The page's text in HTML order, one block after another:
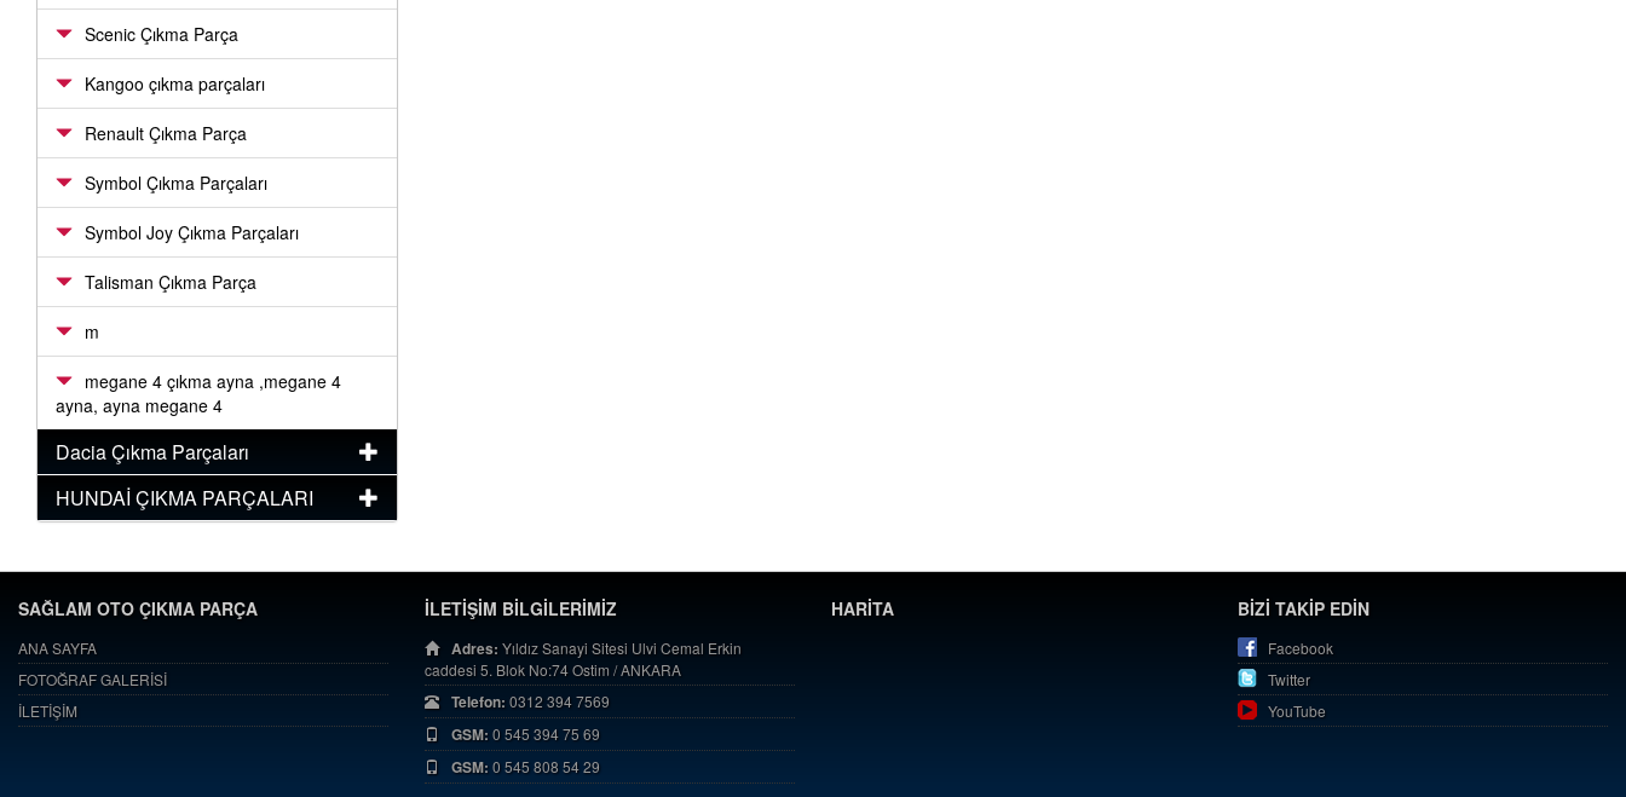
Scenic Çıkma Parça
Kangoo çıkma parçaları
Renault Çıkma Parça
Symbol Çıkma Parçaları
Symbol Joy Çıkma Parçaları
Talisman Çıkma Parça
m
megane 4 çıkma ayna ,megane 4
ayna, ayna megane 4
Dacia Çıkma Parçaları
HUNDAİ ÇIKMA PARÇALARI
SAĞLAM OTO ÇIKMA PARÇA
ANA SAYFA
FOTOĞRAF GALERİSİ
İLETİŞİM
İLETİŞİM BİLGİLERİMİZ
Adres: Yıldız Sanayi Sitesi Ulvi Cemal Erkin
caddesi 5. Blok No:74 Ostim / ANKARA
Telefon: 0312 394 7569
GSM: 0 545 394 75 69
GSM: 0 545 808 54 29
HARİTA BİZİ TAKİP EDİN
Facebook
Twitter
YouTube